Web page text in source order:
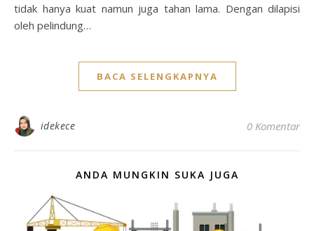
tidak hanya kuat namun juga tahan lama. Dengan dilapisi
oleh pelindung…
BACA SELENGKAPNYA
idekece 0 Komentar
ANDA MUNGKIN SUKA JUGA